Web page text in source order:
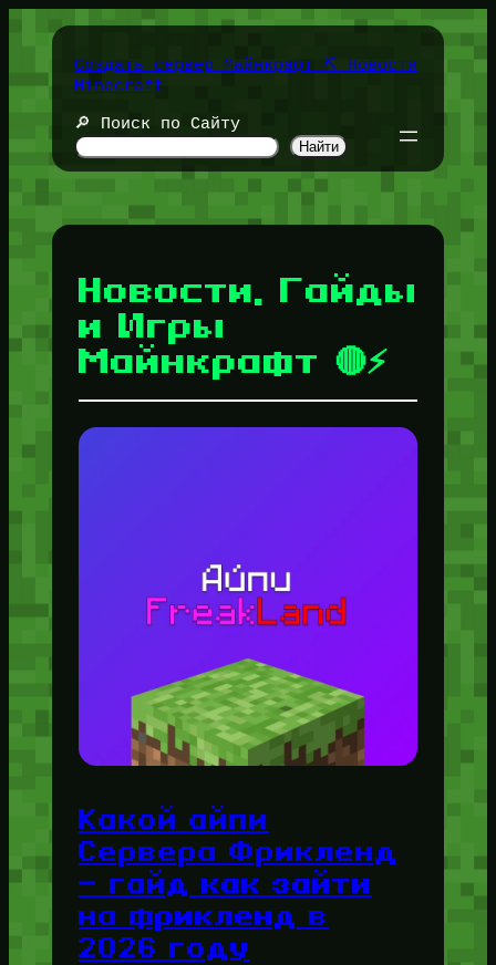
содержимомуСоздать сервер Майнкрафт ⛏️ Новости
Minecraft
🔎 Поиск по Сайту
Найти
Новости, Гайды
и Игры
Майнкрафт 🔴⚡
Какой айпи
Сервера Фрикленд
— гайд как зайти
на фрикленд в
2026 году